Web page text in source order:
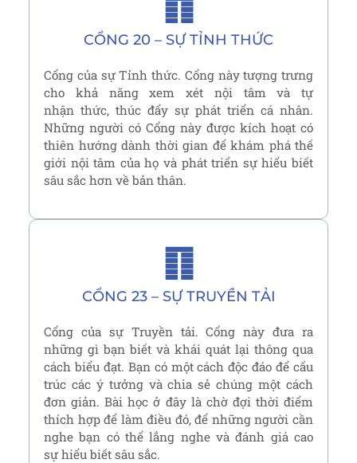
CỔNG 20 – SỰ TỈNH THỨC
Cổng của sự Tỉnh thức. Cổng này tượng trưng
cho khả năng xem xét nội tâm và tự
nhận thức, thúc đẩy sự phát triển cá nhân.
Những người có Cổng này được kích hoạt có
thiên hướng dành thời gian để khám phá thế
giới nội tâm của họ và phát triển sự hiểu biết
sâu sắc hơn về bản thân.
CỔNG 23 – SỰ TRUYỀN TẢI
䷖
Cổng của sự Truyền tải. Cổng này đưa ra
những gì bạn biết và khái quát lại thông qua
cách biểu đạt. Bạn có một cách độc đáo để cấu
trúc các ý tưởng và chia sẻ chúng một cách
đơn giản. Bài học ở đây là chờ đợi thời điểm
thích hợp để làm điều đó, để những người cần
nghe bạn có thể lắng nghe và đánh giá cao
sự hiểu biết sâu sắc.